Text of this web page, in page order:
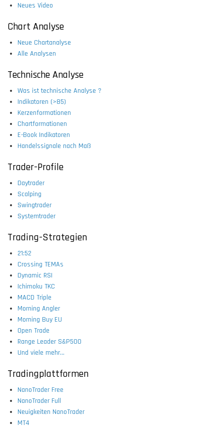
Neues Video
Chart Analyse
Neue Chartanalyse
Alle Analysen
Technische Analyse
Was ist technische Analyse ?
Indikatoren (>85)
Kerzenformationen
Chartformationen
E-Book Indikatoren
Handelssignale nach Maß
Trader-Profile
Daytrader
Scalping
Swingtrader
Systemtrader
Trading-Strategien
21:52
Crossing TEMAs
Dynamic RSI
Ichimoku TKC
MACD Triple
Morning Angler
Morning Buy EU
Open Trade
Range Leader S&P500
Und viele mehr...
Tradingplattformen
NanoTrader Free
NanoTrader Full
Neuigkeiten NanoTrader
MT4